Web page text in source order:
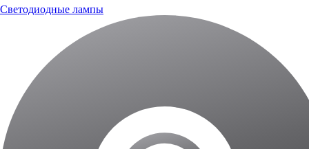
Светодиодные лампы